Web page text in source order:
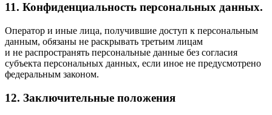
11. Конфиденциальность персональных данных.
Оператор и иные лица, получившие доступ к персональным
данным, обязаны не раскрывать третьим лицам
и не распространять персональные данные без согласия
субъекта персональных данных, если иное не предусмотрено
федеральным законом.
12. Заключительные положения